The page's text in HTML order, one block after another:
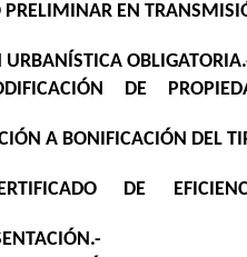
PRELIMINAR EN
URBANÍSTICA
DE
A BONIFICACIÓN DEL
DE